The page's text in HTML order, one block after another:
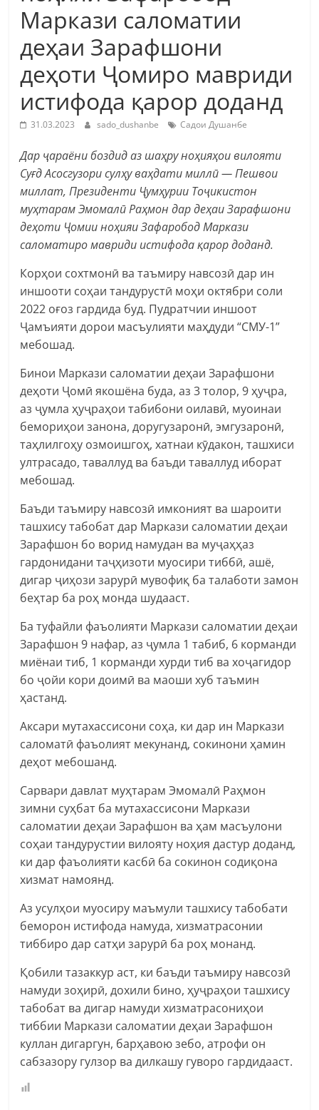
Маркази саломатии
деҳаи Зарафшони
деҳоти Ҷомиро мавриди
истифода қарор доданд
31.03.2023 sado_dushanbe Садои Душанбе
Дар ҷараёни боздид аз шаҳру ноҳияҳои вилояти
Суғд Асосгузори сулҳу ваҳдати миллӣ — Пешвои
миллат, Президенти Ҷумҳурии Тоҷикистон
муҳтарам Эмомалӣ Раҳмон дар деҳаи Зарафшони
деҳоти Ҷомии ноҳияи Зафаробод Маркази
саломатиро мавриди истифода қарор доданд.
Корҳои сохтмонӣ ва таъмиру навсозӣ дар ин
иншооти соҳаи тандурустӣ моҳи октябри соли
2022 оғоз гардида буд. Пудратчии иншоот
Ҷамъияти дорои масъулияти маҳдуди “СМУ-1”
мебошад.
Бинои Маркази саломатии деҳаи Зарафшони
деҳоти Ҷомӣ якошёна буда, аз 3 толор, 9 ҳуҷра,
аз ҷумла ҳуҷраҳои табибони оилавӣ, муоинаи
бемориҳои занона, доругузаронӣ, эмгузаронӣ,
таҳлилгоҳу озмоишгоҳ, хатнаи кӯдакон, ташхиси
ултрасадо, таваллуд ва баъди таваллуд иборат
мебошад.
Баъди таъмиру навсозӣ имконият ва шароити
ташхису табобат дар Маркази саломатии деҳаи
Зарафшон бо ворид намудан ва муҷаҳҳаз
гардонидани таҷҳизоти муосири тиббӣ, ашё,
дигар ҷиҳози зарурӣ мувофиқ ба талаботи замон
беҳтар ба роҳ монда шудааст.
Ба туфайли фаъолияти Маркази саломатии деҳаи
Зарафшон 9 нафар, аз ҷумла 1 табиб, 6 корманди
миёнаи тиб, 1 корманди хурди тиб ва хоҷагидор
бо ҷойи кори доимӣ ва маоши хуб таъмин
ҳастанд.
Аксари мутахассисони соҳа, ки дар ин Маркази
саломатӣ фаъолият мекунанд, сокинони ҳамин
деҳот мебошанд.
Сарвари давлат муҳтарам Эмомалӣ Раҳмон
зимни суҳбат ба мутахассисони Маркази
саломатии деҳаи Зарафшон ва ҳам масъулони
соҳаи тандурустии вилояту ноҳия дастур доданд,
ки дар фаъолияти касбӣ ба сокинон содиқона
хизмат намоянд.
Аз усулҳои муосиру маъмули ташхису табобати
беморон истифода намуда, хизматрасонии
тиббиро дар сатҳи зарурӣ ба роҳ монанд.
Қобили тазаккур аст, ки баъди таъмиру навсозӣ
намуди зоҳирӣ, дохили бино, ҳуҷраҳои ташхису
табобат ва дигар намуди хизматрасониҳои
тиббии Маркази саломатии деҳаи Зарафшон
куллан дигаргун, барҳавою зебо, атрофи он
сабзазору гулзор ва дилкашу гуворо гардидааст.